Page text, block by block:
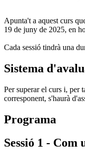
Apunta't a aquest curs
19 de juny de 2025, en
Cada sessió tindrà una
Sistema
Per superar el curs i, per
corresponent, s'haurà
Programa
Sessió 1 -